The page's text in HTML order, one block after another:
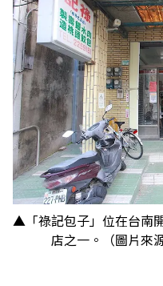
▲「祿記包子」位在台南
店之一。（圖片來